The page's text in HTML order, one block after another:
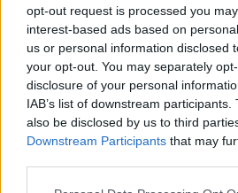
opt-out request is processed you
interest-based ads based on
us or personal information disclosed
your opt-out. You may separately
disclosure of your personal
IAB’s list of downstream
also be disclosed by us to third
Downstream Participants that may
No nākamā gada plāno palielināt
pabalstu un piešķir finansējumu
atbalsta veidiem
Lai nodrošinātu ST lēmuma
priekšlikums precizēt bāzes
2024.-2026.gadam, paredzot